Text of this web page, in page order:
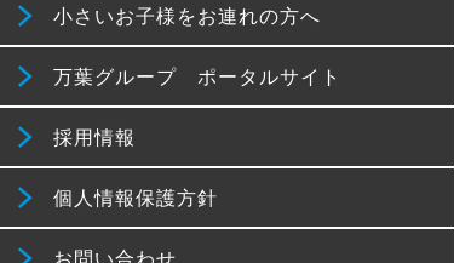
小さいお子様をお連れの方へ
万葉グループ ポータルサイト
採用情報
個人情報保護方針